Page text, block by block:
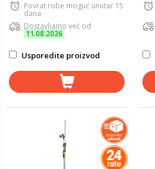
Povrat robe moguć unutar 15
dana
Dostavljamo već od
11.08.2026
Usporedite proizvod